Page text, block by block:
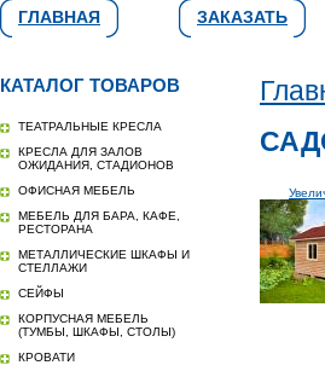
ГЛАВНАЯ ЗАКАЗАТЬ
КАТАЛОГ ТОВАРОВ
ТЕАТРАЛЬНЫЕ КРЕСЛА
КРЕСЛА ДЛЯ ЗАЛОВ
ОЖИДАНИЯ, СТАДИОНОВ
ОФИСНАЯ МЕБЕЛЬ
МЕБЕЛЬ ДЛЯ БАРА, КАФЕ,
РЕСТОРАНА
МЕТАЛЛИЧЕСКИЕ ШКАФЫ И
СТЕЛЛАЖИ
СЕЙФЫ
КОРПУСНАЯ МЕБЕЛЬ
(ТУМБЫ, ШКАФЫ, СТОЛЫ)
КРОВАТИ